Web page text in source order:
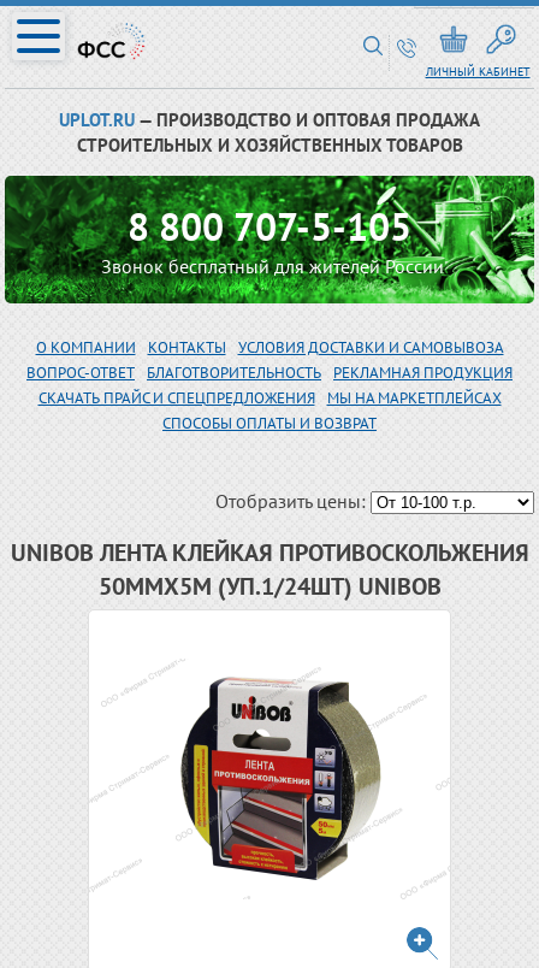
ЛИЧНЫЙ КАБИНЕТ
UPLOT.RU — ПРОИЗВОДСТВО И ОПТОВАЯ ПРОДАЖА
СТРОИТЕЛЬНЫХ И ХОЗЯЙСТВЕННЫХ ТОВАРОВ
8 800 707-5-105
Звонок бесплатный для жителей России
О КОМПАНИИ КОНТАКТЫ
УСЛОВИЯ ДОСТАВКИ И САМОВЫВОЗА
ВОПРОС-ОТВЕТ
БЛАГОТВОРИТЕЛЬНОСТЬ
РЕКЛАМНАЯ ПРОДУКЦИЯ
СКАЧАТЬ ПРАЙС И СПЕЦПРЕДЛОЖЕНИЯ
МЫ НА МАРКЕТПЛЕЙСАХ
СПОСОБЫ ОПЛАТЫ И ВОЗВРАТ
Отобразить цены:
UNIBOB ЛЕНТА КЛЕЙКАЯ ПРОТИВОСКОЛЬЖЕНИЯ
50ММХ5М (УП.1/24ШТ) UNIBOB